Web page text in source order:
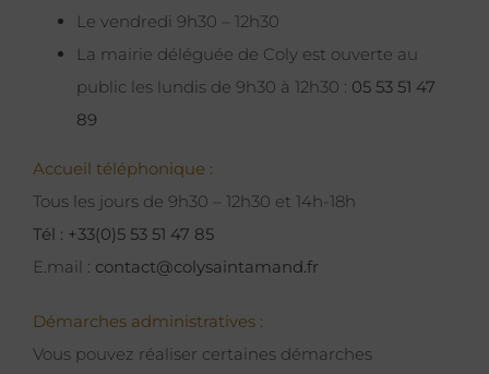
Le vendredi 9h30 – 12h30
La mairie déléguée de Coly est ouverte au
public les lundis de 9h30 à 12h30 : 05 53 51 47
89
Accueil téléphonique :
Tous les jours de 9h30 – 12h30 et 14h-18h
Tél : +33(0)5 53 51 47 85
E.mail : contact@colysaintamand.fr
Démarches administratives :
Vous pouvez réaliser certaines démarches